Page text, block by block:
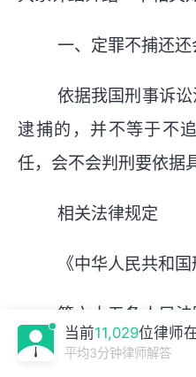
一、定罪不捕还还
依据我国刑事诉
逮捕的，并不等于不
任，会不会判刑要依据
相关法律规定
《中华人民共和
第六十五条人民
关对有下列情形之一
当前11,029位律师
平均3分钟律师解答